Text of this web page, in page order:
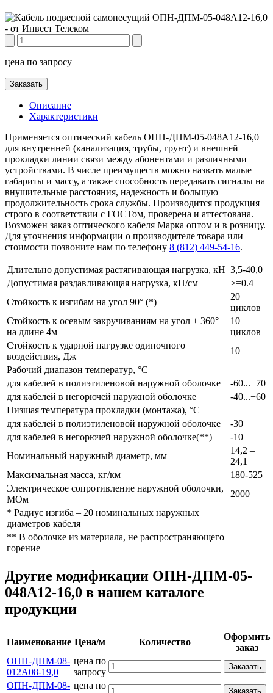
цена по запросу
Заказать
Описание
Характеристики
Применяется оптический кабель ОПН-ДПМ-05-048А12-16,0
для внутренней (канализация, трубы, грунт) и внешней
прокладки линии связи между абонентами и различными
устройствами. В числе преимуществ можно назвать малые
габариты и массу, а также способность передавать сигналы на
внушительные расстояния, надежность и большую
продолжительность срока службы. Производится продукция
строго в соответствии с ГОСТом, проверена и аттестована.
Возможен заказ оптического кабеля Марка оптом и в розницу.
Для уточнения информации о производителе товара или
стоимости позвоните нам по телефону 8 (812) 449-54-16.
Длительно допустимая растягивающая нагрузка, кН 3,5-40,0
Допустимая раздавливающая нагрузка, кН/см
>=0.4
Стойкость к изгибам на угол 90° (*)
20
циклов
Стойкость к осевым закручиваниям на угол ± 360°
на длине 4м
10
циклов
Стойкость к ударной нагрузке одиночного
воздействия, Дж
10
Рабочий диапазон температур, °С
для кабелей в полиэтиленовой наружной оболочке
-60...+70
для кабелей в негорючей наружной оболочке
-40...+60
Низшая температура прокладки (монтажа), °С
для кабелей в полиэтиленовой наружной оболочке
-30
для кабелей в негорючей наружной оболочке(**)
-10
Номинальный наружный диаметр, мм
14,2 –
24,1
Максимальная масса, кг/км
180-525
Электрическое сопротивление наружной оболочки,
МОм
2000
* Радиус изгиба – 20 номинальных наружных
диаметров кабеля
** В оболочке из материала, не распространяющего
горение
Другие модификации ОПН-ДПМ-05-
048А12-16,0 в нашем каталоге
продукции
Наименование Цена/м Количество
Оформить
заказ
ОПН-ДПМ-08-
012А08-19,0
цена по
запросу
Заказать
ОПН-ДПМ-08- цена по
Заказать